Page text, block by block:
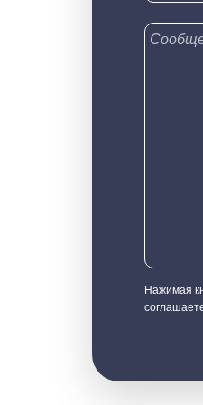
Нажимая